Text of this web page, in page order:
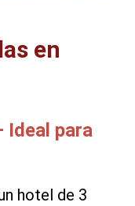
en
Ideal para
hotel de 3